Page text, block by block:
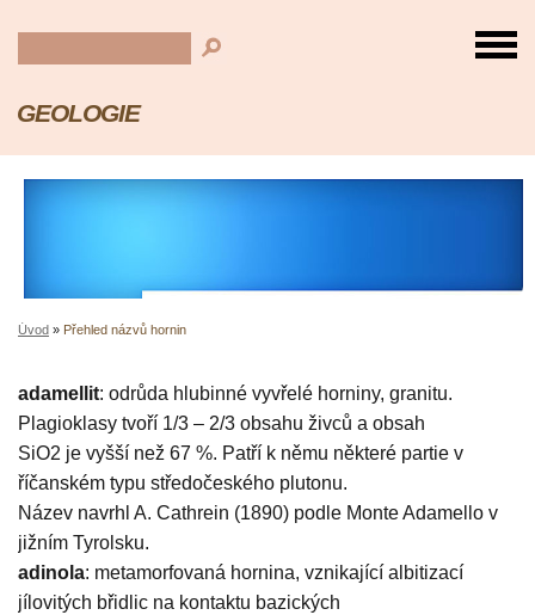
GEOLOGIE
Úvod » Přehled názvů hornin
adamellit: odrůda hlubinné vyvřelé horniny, granitu.
Plagioklasy tvoří 1/3 – 2/3 obsahu živců a obsah
SiO2 je vyšší než 67 %. Patří k němu některé partie v
říčanském typu středočeského plutonu.
Název navrhl A. Cathrein (1890) podle Monte Adamello v
jižním Tyrolsku.
adinola: metamorfovaná hornina, vznikající albitizací
jílovitých břidlic na kontaktu bazických